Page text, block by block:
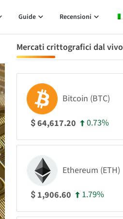
Guide Recensioni
Mercati crittografici dal vivo
Bitcoin (BTC)
$64,617.20 0.73%
Ethereum (ETH)
$ 1,906.60 1.79%